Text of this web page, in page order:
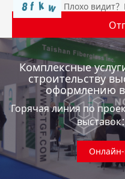
Плохо видит？
Комплексные
строительству
оформлению
Горячая линия по
выставок
Онлайн-